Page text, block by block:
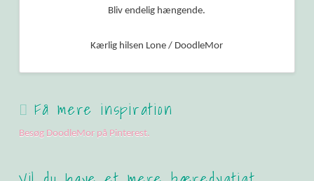
Bliv endelig hængende.
Kærlig hilsen Lone / DoodleMor
Få mere inspiration
Besøg DoodleMor på Pinterest.